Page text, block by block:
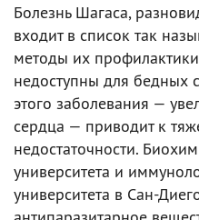
Болезнь Шагаса,
входит в список так
методы их
недоступны для бедных
этого заболевания —
сердца — приводит к
недостаточности.
университета и
университета в Сан-